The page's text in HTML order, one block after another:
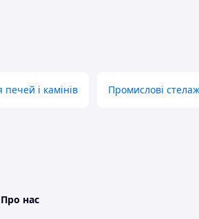
і камінів Промислові
Про нас